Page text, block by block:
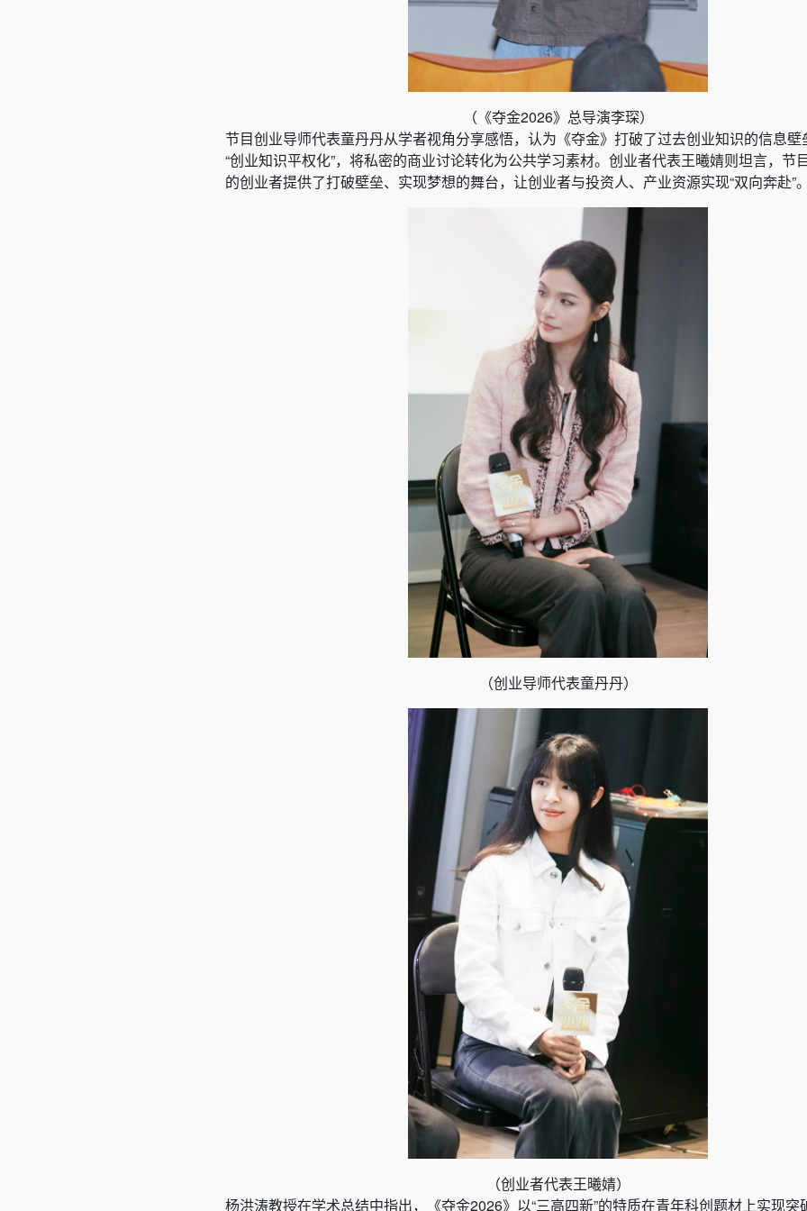
（《夺金2026》总导演李琛）
节目创业导师代表童丹丹从学者视角分享感悟，认为《夺金》打破了过去创业知识的信息壁
“创业知识平权化”，将私密的商业讨论转化为公共学习素材。创业者代表王曦婧则坦言，节
的创业者提供了打破壁垒、实现梦想的舞台，让创业者与投资人、产业资源实现“双向奔赴”。
（创业导师代表童丹丹）
（创业者代表王曦婧）
杨洪涛教授在学术总结中指出，《夺金2026》以“三高四新”的特质在青年科创题材上实现突